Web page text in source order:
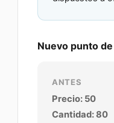
Nuevo punto
ANTES
Precio: 50
Cantidad:80